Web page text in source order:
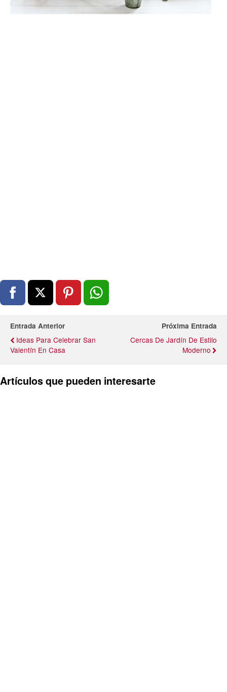
Entrada Anterior
Ideas Para Celebrar San
Valentín En Casa
Próxima Entrada
Cercas De Jardín De Estilo
Moderno
Artículos que pueden interesarte